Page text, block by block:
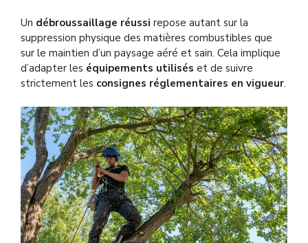
Un débroussaillage réussi repose autant sur la
suppression physique des matières combustibles que
sur le maintien d’un paysage aéré et sain. Cela implique
d’adapter les équipements utilisés et de suivre
strictement les consignes réglementaires en vigueur.